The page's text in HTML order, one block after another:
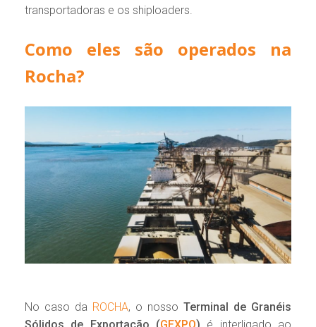
transportadoras e os shiploaders.
Como eles são operados na
Rocha?
No caso da ROCHA, o nosso Terminal de Granéis